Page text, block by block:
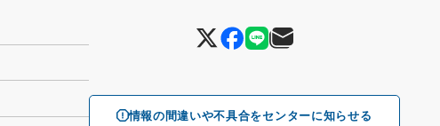
情報の間違いや不具合をセンターに知らせる